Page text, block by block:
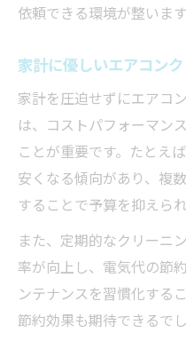
方
信頼できるエア
極め方
健康維持に役立つ
目安
エアコンクリー
関係
健康な空気環境
ランス
家庭環境別に変
推奨頻度
依頼できる環境が整います
家計に優しいエアコン
家計を圧迫せずにエアコ
は、コストパフォーマン
ことが重要です。たとえ
安くなる傾向があり、複
することで予算を抑えられ
また、定期的なクリーニ
率が向上し、電気代の節
ンテナンスを習慣化する
節約効果も期待できるでし